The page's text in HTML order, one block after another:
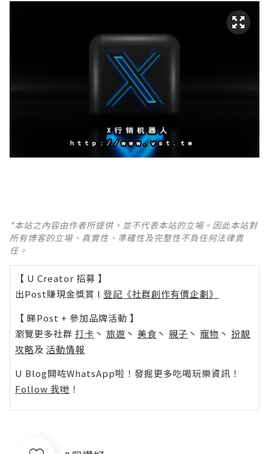
*本站之內容由作者所提供，並不代表本站的立場。因此本站對
所有博客的立場、真實性、準確性及完整性不負任何法律責
任。
【 U Creator 招募 】
出Post賺現金獎賞 l 登記《社群創作有價企劃》
【 睇Post + 參加品牌活動 】
瀏覽更多社群 打卡 丶 旅遊 丶 美食 丶 親子 丶 寵物 丶 扮靚
攻略及 活動情報
U Blog開咗WhatsApp啦！發掘更多吃喝玩樂資訊！
Follow 我哋 ！